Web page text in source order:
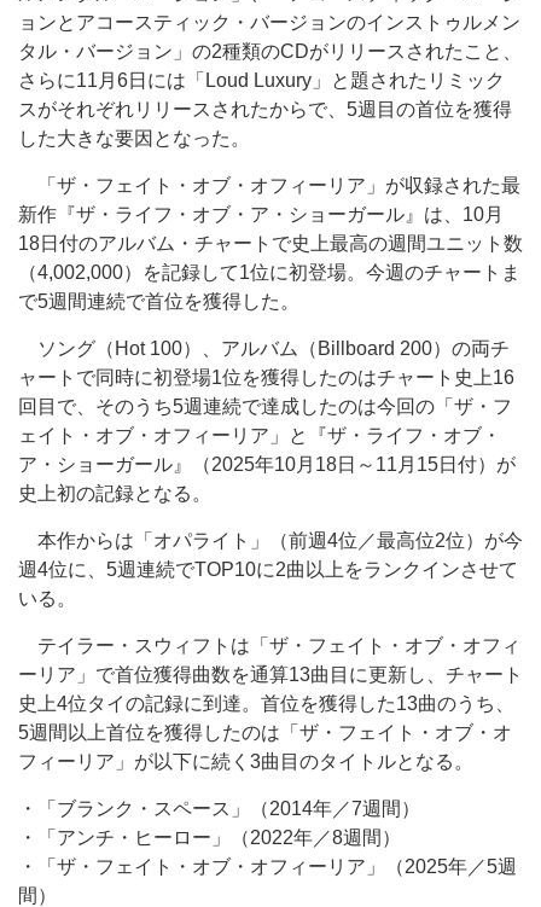
ョンとアコースティック・バージョンのインストゥルメン
タル・バージョン」の2種類のCDがリリースされたこと、
さらに11月6日には「Loud Luxury」と題されたリミック
スがそれぞれリリースされたからで、5週目の首位を獲得
した大きな要因となった。
「ザ・フェイト・オブ・オフィーリア」が収録された最
新作『ザ・ライフ・オブ・ア・ショーガール』は、10月
18日付のアルバム・チャートで史上最高の週間ユニット数
（4,002,000）を記録して1位に初登場。今週のチャートま
で5週間連続で首位を獲得した。
ソング（Hot 100）、アルバム（Billboard 200）の両チ
ャートで同時に初登場1位を獲得したのはチャート史上16
回目で、そのうち5週連続で達成したのは今回の「ザ・フ
ェイト・オブ・オフィーリア」と『ザ・ライフ・オブ・
ア・ショーガール』（2025年10月18日～11月15日付）が
史上初の記録となる。
本作からは「オパライト」（前週4位／最高位2位）が今
週4位に、5週連続でTOP10に2曲以上をランクインさせて
いる。
テイラー・スウィフトは「ザ・フェイト・オブ・オフィ
ーリア」で首位獲得曲数を通算13曲目に更新し、チャート
史上4位タイの記録に到達。首位を獲得した13曲のうち、
5週間以上首位を獲得したのは「ザ・フェイト・オブ・オ
フィーリア」が以下に続く3曲目のタイトルとなる。
・「ブランク・スペース」（2014年／7週間）
・「アンチ・ヒーロー」（2022年／8週間）
・「ザ・フェイト・オブ・オフィーリア」（2025年／5週
間）